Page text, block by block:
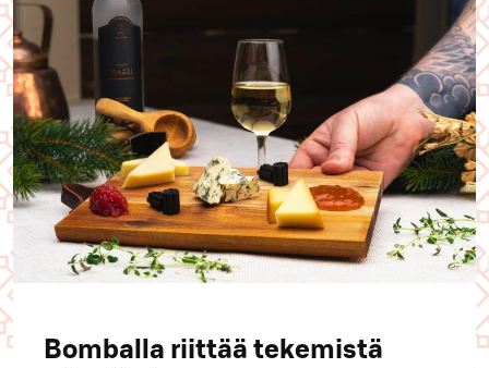
Bomballa riittää tekemistä